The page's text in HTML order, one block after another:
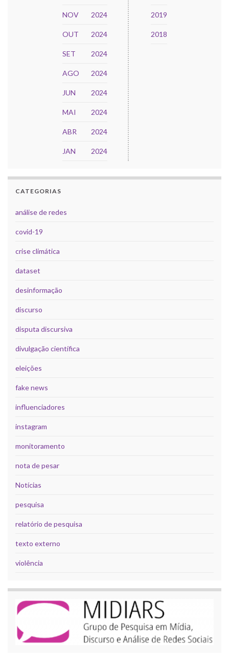
NOV 2024
OUT 2024
SET 2024
AGO 2024
JUN 2024
MAI 2024
ABR 2024
JAN 2024
2019
2018
CATEGORIAS
análise de redes
covid-19
crise climática
dataset
desinformação
discurso
disputa discursiva
divulgação científica
eleições
fake news
influenciadores
instagram
monitoramento
nota de pesar
Notícias
pesquisa
relatório de pesquisa
texto externo
violência